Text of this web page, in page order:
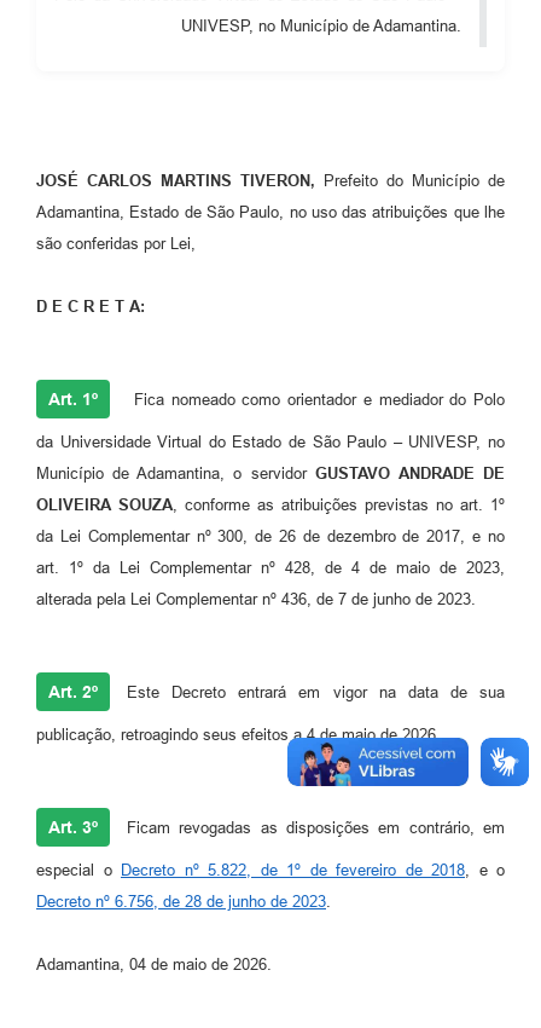
Ouvidoria
Galeria de Vídeos
Editais
Agenda
UNIVESP, no Município de Adamantina.
JOSÉ CARLOS MARTINS TIVERON,
Prefeito do Município de
Adamantina, Estado de São Paulo, no uso das atribuições que lhe
são conferidas por Lei,
D E C R E T A:
Art. 1º Fica nomeado como orientador e mediador do Polo
da Universidade Virtual do Estado de São Paulo – UNIVESP, no
Município de Adamantina, o servidor GUSTAVO ANDRADE DE
OLIVEIRA SOUZA , conforme as atribuições previstas no art. 1º
da Lei Complementar nº 300, de 26 de dezembro de 2017, e no
art. 1º da Lei Complementar nº 428, de 4 de maio de 2023,
alterada pela Lei Complementar nº 436, de 7 de junho de 2023.
Art. 2º Este Decreto entrará em vigor na data de sua
publicação, retroagindo seus efeitos a 4 de maio de 2026.
Art. 3º Ficam revogadas as disposições em contrário, em
especial o Decreto nº 5.822, de 1º de fevereiro de 2018 , e o
Decreto nº 6.756, de 28 de junho de 2023
Adamantina, 04 de maio de 2026.